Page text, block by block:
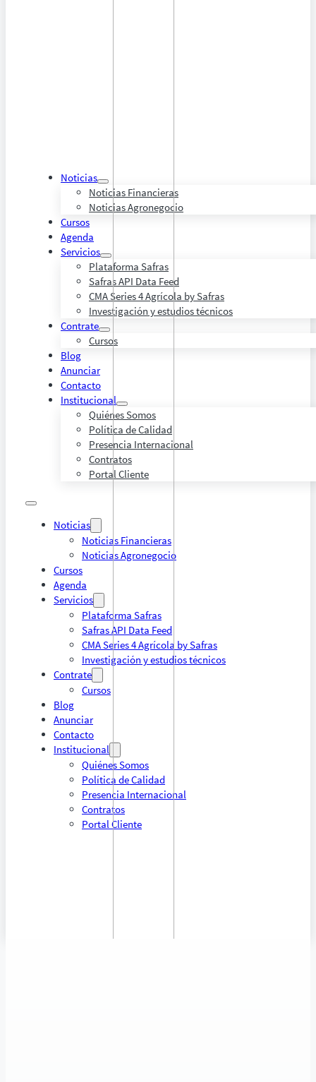
Noticias
Noticias Financieras
Noticias Agronegocio
Cursos
Agenda
Servicios
Plataforma Safras
Safras API Data Feed
CMA Series 4 Agrícola by Safras
Investigación y estudios técnicos
Contrate
Cursos
Blog
Anunciar
Contacto
Institucional
Quiénes Somos
Política de Calidad
Presencia Internacional
Contratos
Portal Cliente
Noticias
Noticias Financieras
Noticias Agronegocio
Cursos
Agenda
Servicios
Plataforma Safras
Safras API Data Feed
CMA Series 4 Agrícola by Safras
Investigación y estudios técnicos
Contrate
Cursos
Blog
Anunciar
Contacto
Institucional
Quiénes Somos
Política de Calidad
Presencia Internacional
Contratos
Portal Cliente